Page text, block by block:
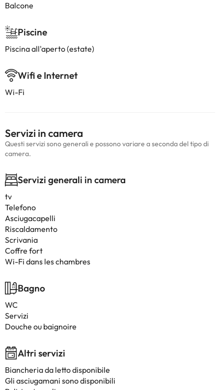
Balcone
Piscine
Piscina all'aperto (estate)
Wifi e Internet
Wi-Fi
Servizi in camera
Questi servizi sono generali e possono variare a seconda del tipo di
camera.
Servizi generali in camera
tv
Telefono
Asciugacapelli
Riscaldamento
Scrivania
Coffre fort
Wi-Fi dans les chambres
Bagno
WC
Servizi
Douche ou baignoire
Altri servizi
Biancheria da letto disponibile
Gli asciugamani sono disponibili